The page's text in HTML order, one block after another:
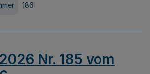
186
Nr. 185 vom